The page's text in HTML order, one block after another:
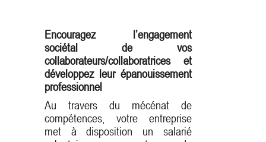
Encouragez l’engagement
sociétal de vos
collaborateurs/collaboratrices et
développez leur épanouissement
professionnel
Au travers du mécénat de
compétences, votre entreprise
met à disposition un salarié